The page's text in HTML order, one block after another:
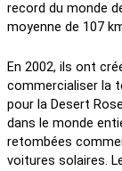
record du monde
moyenne de 107
En 2002, ils ont
commercialiser la
pour la Desert
dans le monde
retombées
voitures solaires.